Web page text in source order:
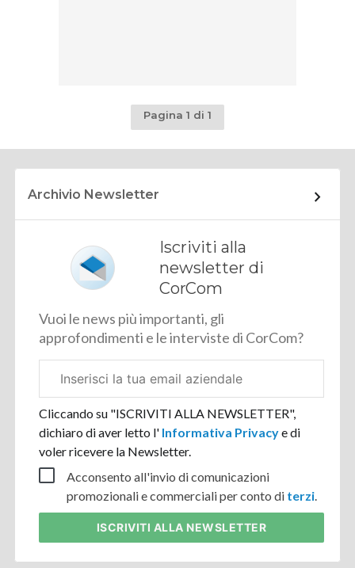
Pagina 1 di 1
Archivio Newsletter
Iscriviti alla
newsletter di
CorCom
Vuoi le news più importanti, gli
approfondimenti e le interviste di CorCom?
aziendale
Cliccando su "ISCRIVITI ALLA NEWSLETTER",
dichiaro di aver letto l' Informativa Privacye di
voler ricevere la Newsletter.
Acconsento all'invio di comunicazioni
promozionali e commerciali per conto di terzi.
ISCRIVITI ALLA NEWSLETTER